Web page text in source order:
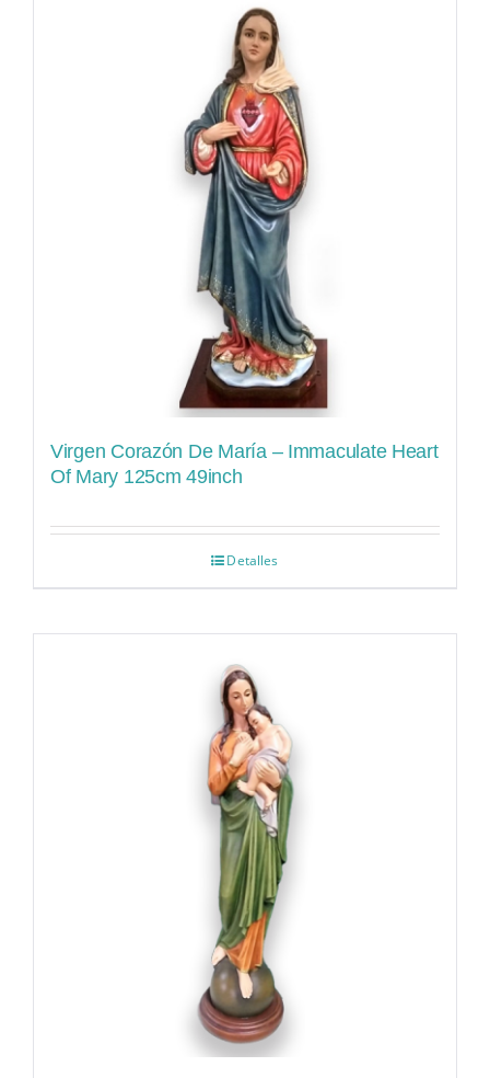
Virgen Corazón De María – Immaculate Heart
Of Mary 125cm 49inch
Detalles